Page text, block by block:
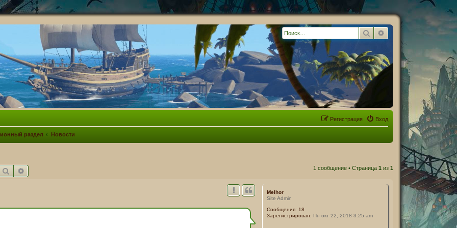
Поиск Расширенный поиск
Вход
Регистрация
раздел Новости
Поиск 1 сообщение • Страница1 из1
Melhor
Site Admin
Сообщения: 18
Зарегистрирован: Пн окт 22, 2018 3:25 am